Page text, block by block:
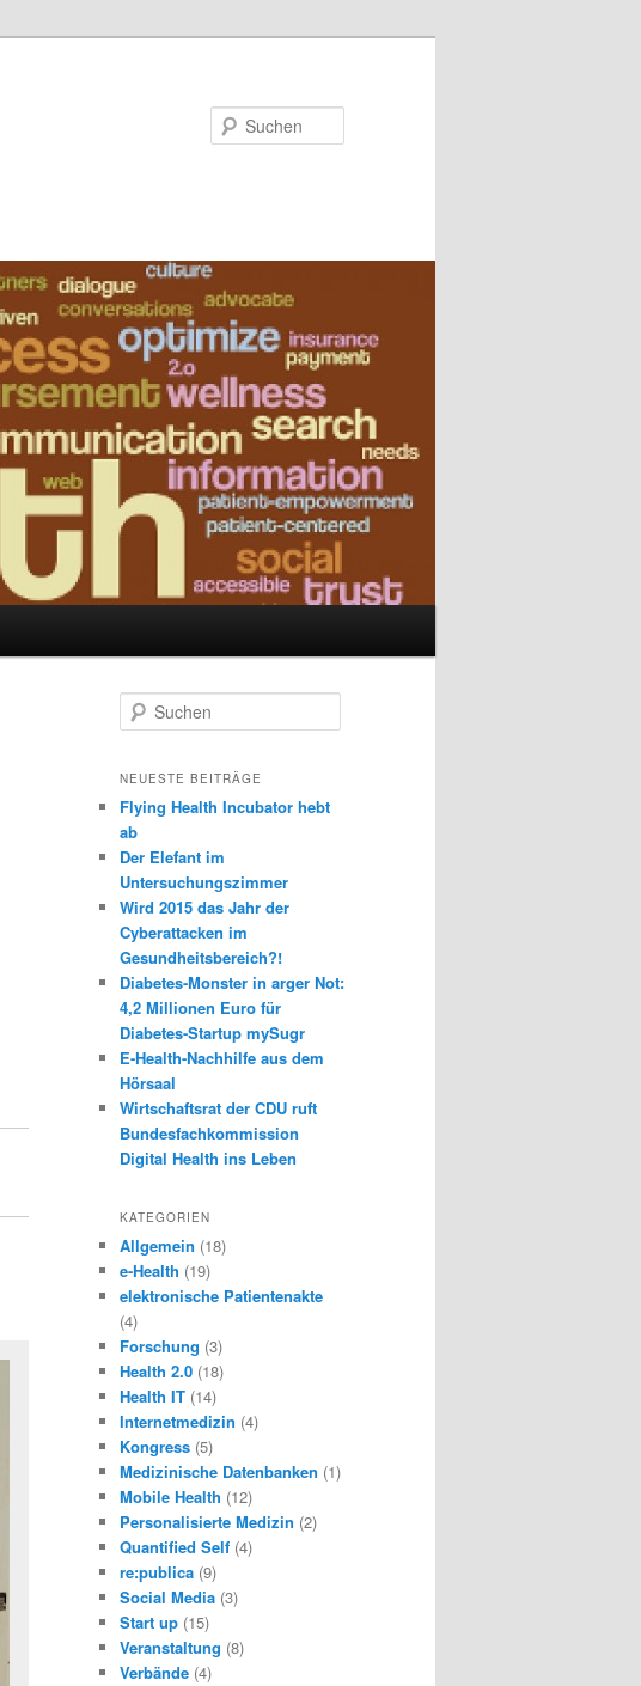
u
h
n
NEUESTE BEITRÄGE
Flying Health Incubator hebt
ab
Der Elefant im
Untersuchungszimmer
Wird 2015 das Jahr der
Cyberattacken im
Gesundheitsbereich?!
Diabetes-Monster in arger Not:
4,2 Millionen Euro für
Diabetes-Startup mySugr
E-Health-Nachhilfe aus dem
Hörsaal
Wirtschaftsrat der CDU ruft
Bundesfachkommission
Digital Health ins Leben
KATEGORIEN
Allgemein (18)
e-Health (19)
elektronische Patientenakte
(4)
Forschung (3)
Health 2.0 (18)
Health IT (14)
Internetmedizin (4)
Kongress (5)
Medizinische Datenbanken (1)
Mobile Health (12)
Personalisierte Medizin (2)
Quantified Self (4)
re:publica (9)
Social Media (3)
Start up (15)
Veranstaltung (8)
Verbände (4)